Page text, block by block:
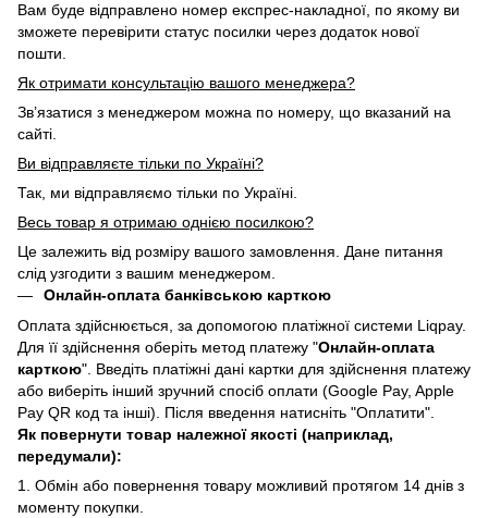
Вам буде відправлено номер експрес-накладної, по якому ви
зможете перевірити статус посилки через додаток нової
пошти.
Як отримати консультацію вашого менеджера?
Зв’язатися з менеджером можна по номеру, що вказаний на
сайті.
Ви відправляєте тільки по Україні?
Так, ми відправляємо тільки по Україні.
Весь товар я отримаю однією посилкою?
Це залежить від розміру вашого замовлення. Дане питання
слід узгодити з вашим менеджером.
Онлайн-оплата банківською карткою
Оплата здійснюється, за допомогою платіжної системи Liqpay.
Для її здійснення оберіть метод платежу "Онлайн-оплата
карткою". Введіть платіжні дані картки для здійснення платежу
або виберіть інший зручний спосіб оплати (Google Pay, Apple
Pay QR код та інші). Після введення натисніть "Оплатити".
Як повернути товар належної якості (наприклад,
передумали):
1. Обмін або повернення товару можливий протягом 14 днів з
моменту покупки.